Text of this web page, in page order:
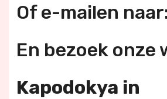
Of e-mailen
En bezoek onze
Kapodokya in